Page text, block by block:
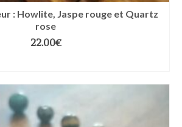
: Howlite, Jaspe rouge et Quartz
rose
22.00€